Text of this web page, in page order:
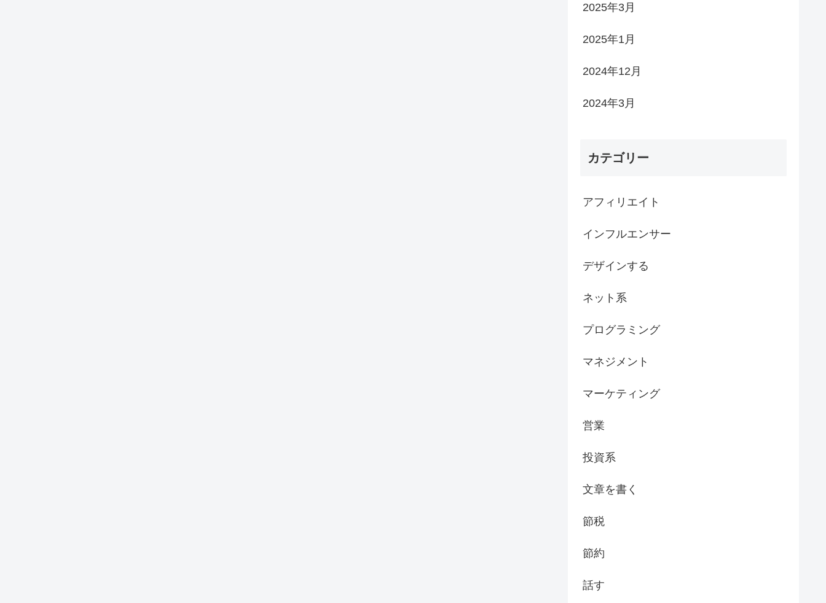
2025年3月
2025年1月
2024年12月
2024年3月
カテゴリー
アフィリエイト
インフルエンサー
デザインする
ネット系
プログラミング
マネジメント
マーケティング
営業
投資系
文章を書く
節税
節約
話す